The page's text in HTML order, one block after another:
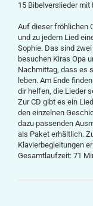
15 Bibelverslieder
Auf dieser fröhlichen
und zu jedem Lied
Sophie. Das sind
besuchen Kiras Opa
Nachmittag, dass es
leben. Am Ende
dir helfen, die Lieder
Zur CD gibt es ein
den einzelnen
dazu passenden
als Paket erhältlich.
Klavierbegleitungen
Gesamtlaufzeit: 71